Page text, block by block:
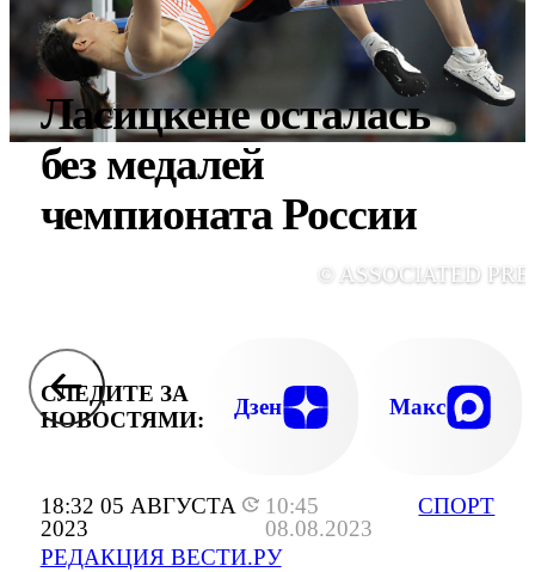
18:32 05 АВГУСТА
2023
10:45
08.08.2023
РЕДАКЦИЯ ВЕСТИ.РУ
СПОРТ
Ласицкене осталась
без медалей
чемпионата России
© ASSOCIATED
СЛЕДИТЕ ЗА
НОВОСТЯМИ:
Дзен Макс